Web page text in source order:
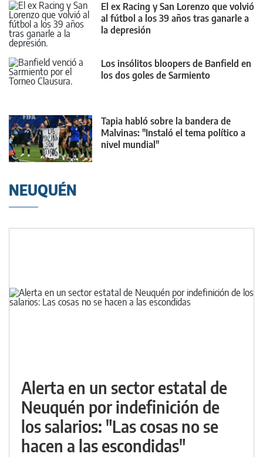
El ex Racing y San Lorenzo que volvió
al fútbol a los 39 años tras ganarle a
la depresión
Los insólitos bloopers de Banfield en
los dos goles de Sarmiento
Tapia habló sobre la bandera de
Malvinas: "Instaló el tema político a
nivel mundial"
NEUQUÉN
Alerta en un sector estatal de
Neuquén por indefinición de
los salarios: "Las cosas no se
hacen a las escondidas"